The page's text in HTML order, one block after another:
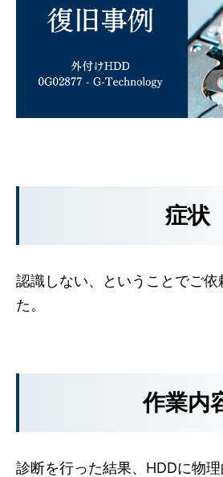
症状
認識しない、ということでご依
た。
作業内
診断を行った結果、HDDに物